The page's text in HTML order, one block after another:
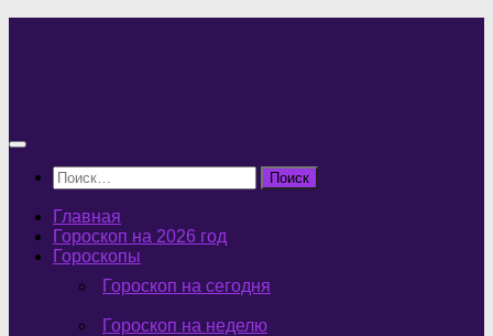
Найти:
Главная
Гороскоп на 2026 год
Гороскопы
Гороскоп на сегодня
Гороскоп на неделю